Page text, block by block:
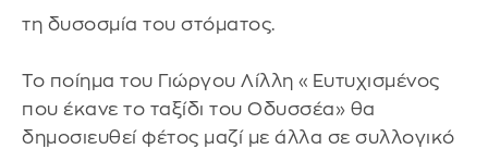
τη δυσοσμία του στόματος.
Το ποίημα του Γιώργου Λίλλη «Ευτυχισμένος
που έκανε το ταξίδι του Οδυσσέα» θα
δημοσιευθεί φέτος μαζί με άλλα σε συλλογικό